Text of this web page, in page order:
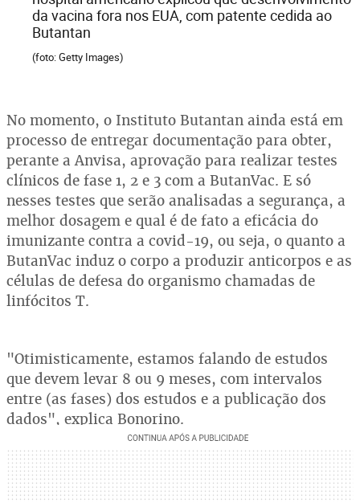
da vacina fora nos EUA, com patente cedida ao
Butantan
(foto: Getty Images)
No momento, o Instituto Butantan ainda está em
processo de entregar documentação para obter,
perante a Anvisa, aprovação para realizar testes
clínicos de fase 1, 2 e 3 com a ButanVac. E só
nesses testes que serão analisadas a segurança, a
melhor dosagem e qual é de fato a eficácia do
imunizante contra a covid-19, ou seja, o quanto a
ButanVac induz o corpo a produzir anticorpos e as
células de defesa do organismo chamadas de
linfócitos T.
"Otimisticamente, estamos falando de estudos
que devem levar 8 ou 9 meses, com intervalos
entre (as fases) dos estudos e a publicação dos
dados", explica Bonorino.